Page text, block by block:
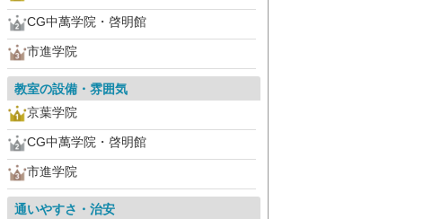
CG中萬学院・啓明館
市進学院
教室の設備・雰囲気
京葉学院
CG中萬学院・啓明館
市進学院
通いやすさ・治安